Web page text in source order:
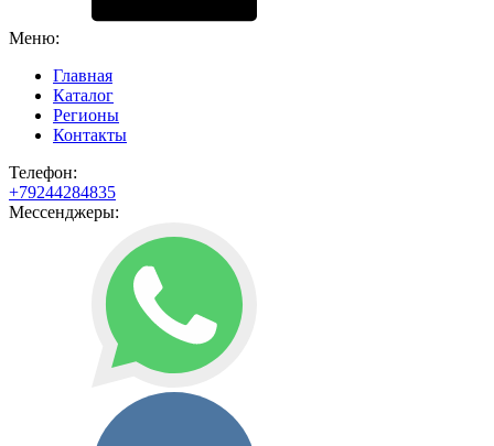
Меню:
Главная
Каталог
Регионы
Контакты
Телефон:
+79244284835
Мессенджеры: